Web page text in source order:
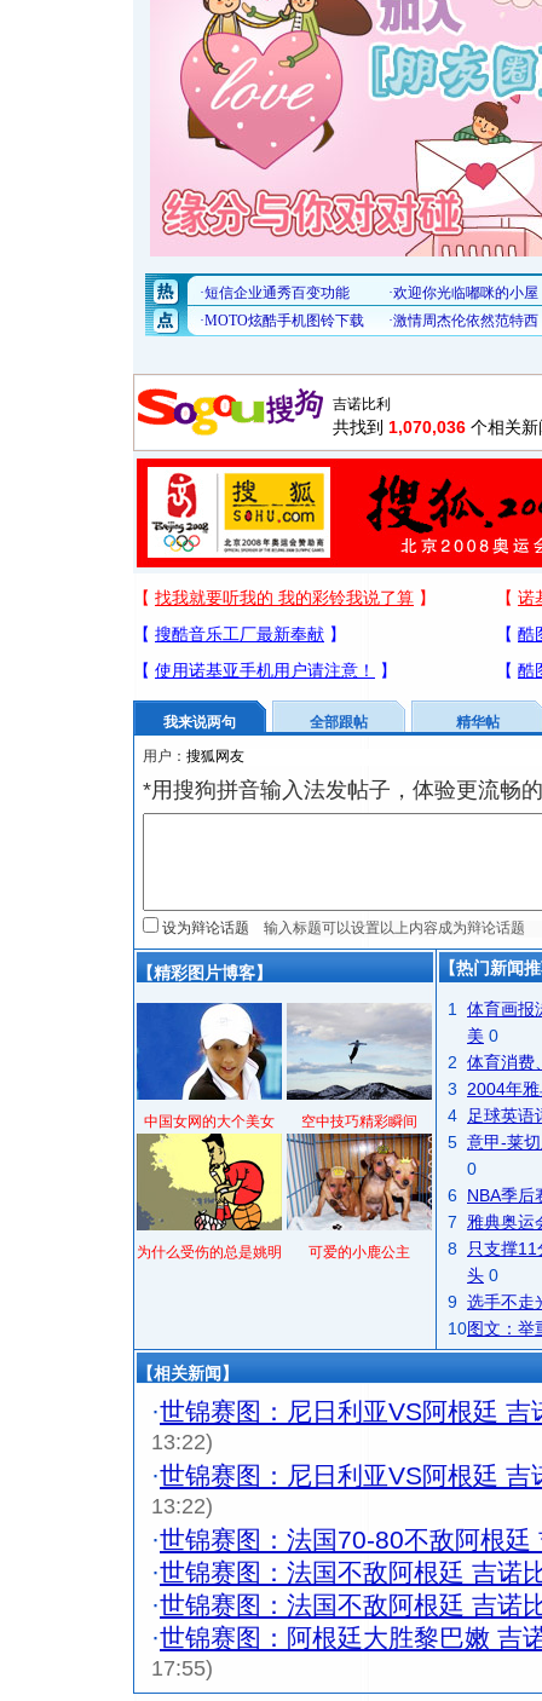
共找到 1,070,036 个相关新
我来说两句 全部跟帖
精华帖
用户：
*用搜狗拼音输入法发帖子，体验更流畅
设为辩论话题
【精彩图片博客】
中国女网的大个美女 空中技巧精彩瞬间
为什么受伤的总是姚明 可爱的小鹿公主
【热门新闻
1
体育画报
美 0
2 体育消费
3
2004年
4
足球英语
5 意甲-莱
0
6 NBA季后
7
雅典奥运
8
只支撑
头 0
9 选手不走
10图文：举
【相关新闻】
·世锦赛图：尼日利亚VS阿根廷 吉
13:22)
·世锦赛图：尼日利亚VS阿根廷 吉
13:22)
·世锦赛图：法国70-80不敌阿根廷
·世锦赛图：法国不敌阿根廷 吉诺
·世锦赛图：法国不敌阿根廷 吉诺
·世锦赛图：阿根廷大胜黎巴嫩 吉
17:55)